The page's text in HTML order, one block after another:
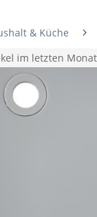
& Küche
im letzten